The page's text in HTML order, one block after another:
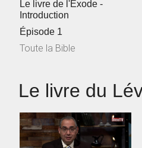
Le livre de l'Exode -
Introduction
Épisode 1
Toute la Bible
Le livre du